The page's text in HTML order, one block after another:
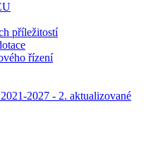
příležitostí
řízení
2027 - 2. aktualizované